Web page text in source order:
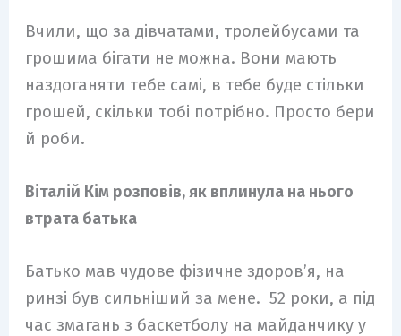
Вчили, що за дівчатами, тролейбусами та
грошима бігати не можна. Вони мають
наздоганяти тебе самі, в тебе буде стільки
грошей, скільки тобі потрібно. Просто бери
й роби.
Віталій Кім розповів, як вплинула на нього
втрата батька
Батько мав чудове фізичне здоров’я, на
ринзі був сильніший за мене. 52 роки, а під
час змагань з баскетболу на майданчику у